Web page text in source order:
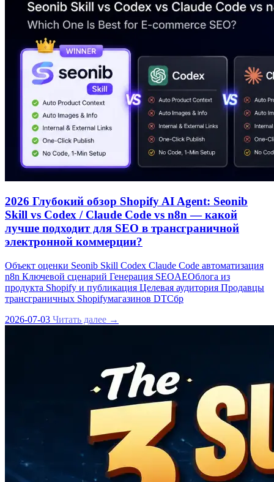
2026 Глубокий обзор Shopify AI Agent: Seonib
Skill vs Codex / Claude Code vs n8n — какой
лучше подходит для SEO в трансграничной
электронной коммерции?
Объект оценки Seonib Skill Codex Claude Code автоматизация
n8n Ключевой сценарий Генерация SEOAEOблога из
продукта Shopify и публикация Целевая аудитория Продавцы
трансграничных Shopifyмагазинов DTCбр
2026-07-03 Читать далее →